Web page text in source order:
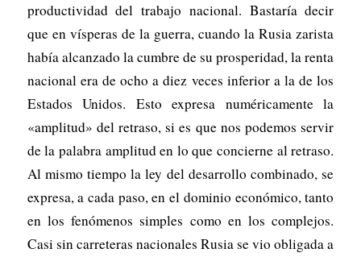
productividad del trabajo nacional. Bastaría decir
que en vísperas de la guerra, cuando la Rusia zarista
había alcanzado la cumbre de su prosperidad, la renta
nacional era de ocho a diez veces inferior a la de los
Estados Unidos. Esto expresa numéricamente la
«amplitud» del retraso, si es que nos podemos servir
de la palabra amplitud en lo que concierne al retraso.
Al mismo tiempo la ley del desarrollo combinado, se
expresa, a cada paso, en el dominio económico, tanto
en los fenómenos simples como en los complejos.
Casi sin carreteras nacionales Rusia se vio obligada a